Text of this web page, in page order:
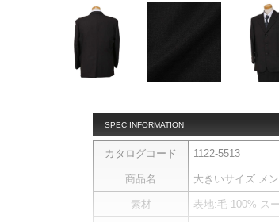
SPEC INFORMATION
カタログコード 1122-5513
商品名 大きいサイズ メ
素材 表地:毛 100% ス